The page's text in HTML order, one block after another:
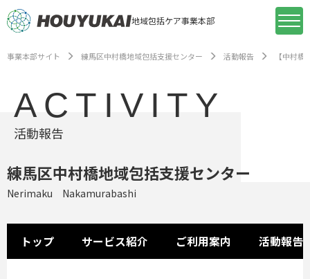
地域包括ケア事業本部
事業本部サイト 練馬区中村橋地域包括支援センター 活動報告 【中村
ACTIVITY
活動報告
練馬区中村橋地域包括支援センター
Nerimaku Nakamurabashi
トップ サービス紹介 ご利用案内 活動報告